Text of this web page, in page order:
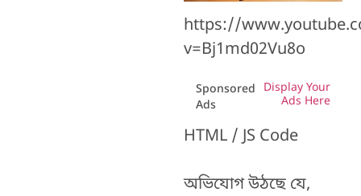
https://
v=Bj1md02Vu8o
Sponsored
Ads
Display Your
Ads Here
HTML / JS Code
অভিযোগ উঠছে যে,